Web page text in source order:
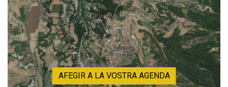
AFEGIR A LA VOSTRA AGENDA